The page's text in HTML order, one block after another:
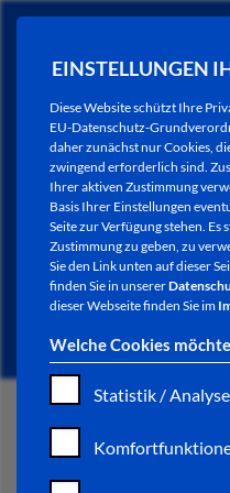
EINSTELLUNGEN
Diese Website schützt Ihre
EU-Datenschutz-
daher zunächst nur Cookies,
zwingend erforderlich sind.
Ihrer aktiven Zustimmung
Basis Ihrer Einstellungen
Seite zur Verfügung stehen.
Zustimmung zu geben, zu
Sie den Link unten auf dieser
finden Sie in unserer
dieser Webseite finden Sie im
Welche Cookies
Statistik / Analyse
NEWSLETTER
START